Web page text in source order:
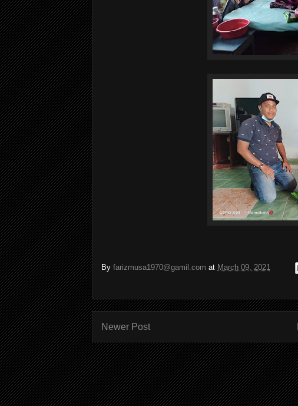
By farizmusa1970@gamil.com at March 09, 2021
Newer Post